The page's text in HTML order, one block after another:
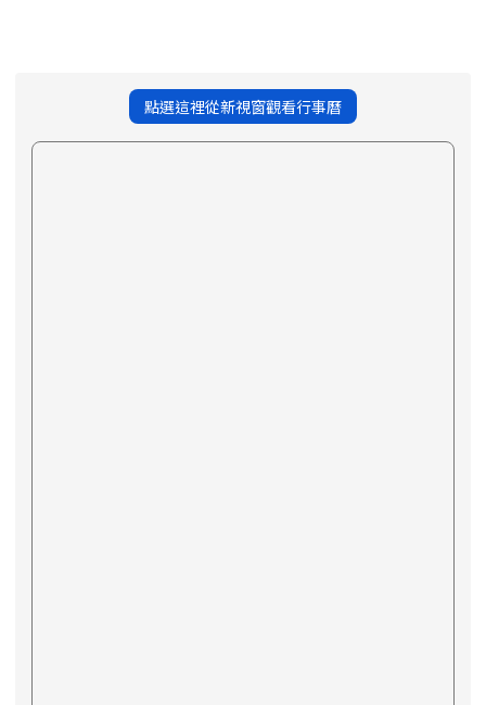
點選這裡從新視窗觀看行事曆